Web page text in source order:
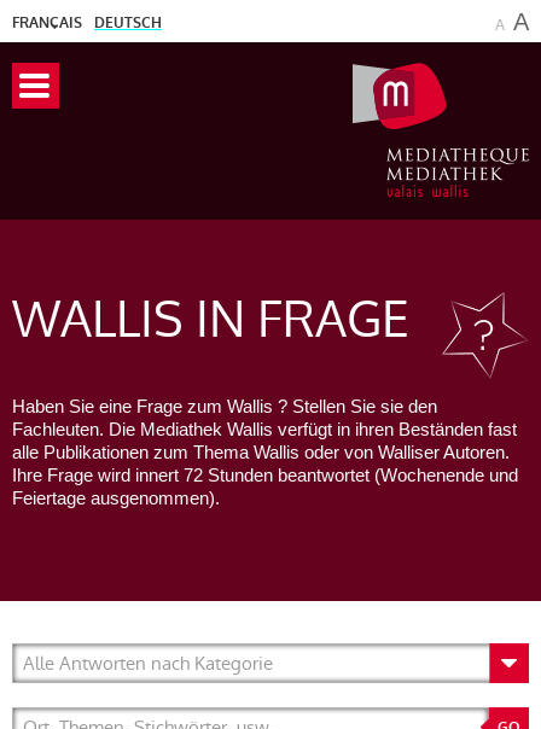
FRANÇAIS DEUTSCH A A
WALLIS IN FRAGE
Haben Sie eine Frage zum Wallis ? Stellen Sie sie den
Fachleuten. Die Mediathek Wallis verfügt in ihren Beständen fast
alle Publikationen zum Thema Wallis oder von Walliser Autoren.
Ihre Frage wird innert 72 Stunden beantwortet (Wochenende und
Feiertage ausgenommen).